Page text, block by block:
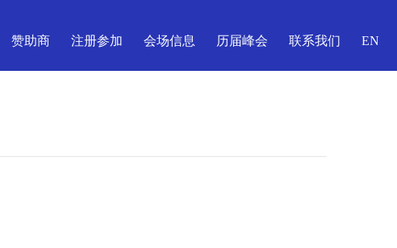
赞助商 注册参加 会场信息 历届峰会 联系我们 EN